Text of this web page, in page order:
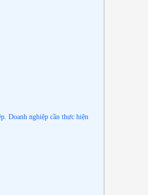
Doanh nghiệp cần thực hiện